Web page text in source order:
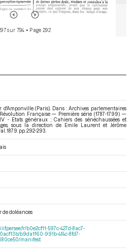
sur 794 • Page 292
d'Amponville (Paris). Dans : Archives parlementaires
Française — Première série (1787-1799) —
- Etats généraux ; Cahiers des sénéchaussées et
, sous la direction de Emile Laurent et Jérôme
1879. pp. 292-293.
de doléances
b0e2cf11-597c-427d-8ac7-
b9da1f60-991b-4f4c-8fd7-
manifest